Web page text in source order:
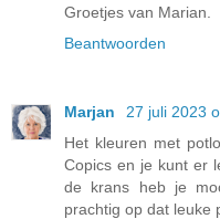
Groetjes van Marian.
Beantwoorden
Marjan
27 juli 2023
Het kleuren met
Copics en je kunt er
de krans heb je
prachtig op dat leuke